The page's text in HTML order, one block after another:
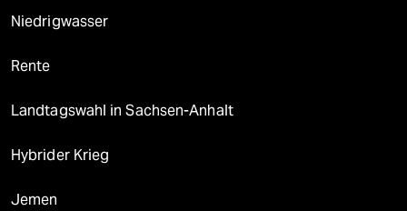
Niedrigwasser
Rente
Landtagswahl in Sachsen-Anhalt
Hybrider Krieg
Jemen